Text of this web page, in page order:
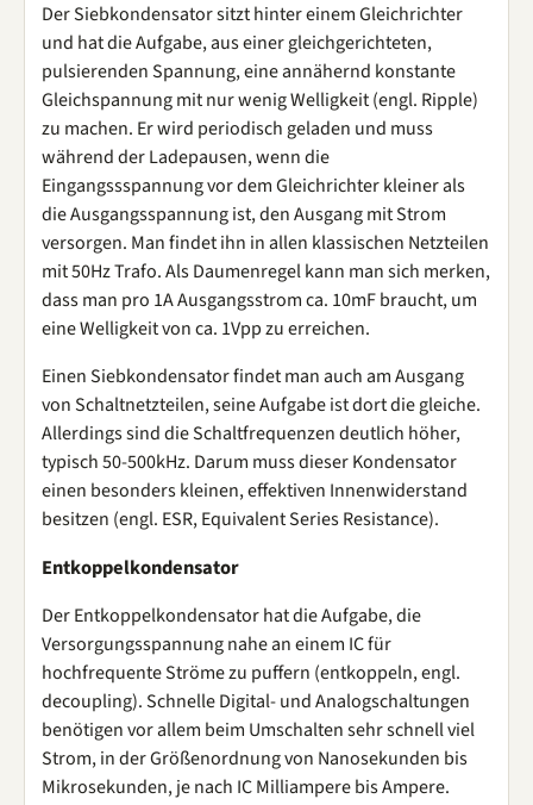
Der Siebkondensator sitzt hinter einem Gleichrichter
und hat die Aufgabe, aus einer gleichgerichteten,
pulsierenden Spannung, eine annähernd konstante
Gleichspannung mit nur wenig Welligkeit (engl. Ripple)
zu machen. Er wird periodisch geladen und muss
während der Ladepausen, wenn die
Eingangssspannung vor dem Gleichrichter kleiner als
die Ausgangsspannung ist, den Ausgang mit Strom
versorgen. Man findet ihn in allen klassischen Netzteilen
mit 50Hz Trafo. Als Daumenregel kann man sich merken,
dass man pro 1A Ausgangsstrom ca. 10mF braucht, um
eine Welligkeit von ca. 1Vpp zu erreichen.
Einen Siebkondensator findet man auch am Ausgang
von Schaltnetzteilen, seine Aufgabe ist dort die gleiche.
Allerdings sind die Schaltfrequenzen deutlich höher,
typisch 50-500kHz. Darum muss dieser Kondensator
einen besonders kleinen, effektiven Innenwiderstand
besitzen (engl. ESR, Equivalent Series Resistance).
Entkoppelkondensator
Der Entkoppelkondensator hat die Aufgabe, die
Versorgungsspannung nahe an einem IC für
hochfrequente Ströme zu puffern (entkoppeln, engl.
decoupling). Schnelle Digital- und Analogschaltungen
benötigen vor allem beim Umschalten sehr schnell viel
Strom, in der Größenordnung von Nanosekunden bis
Mikrosekunden, je nach IC Milliampere bis Ampere.